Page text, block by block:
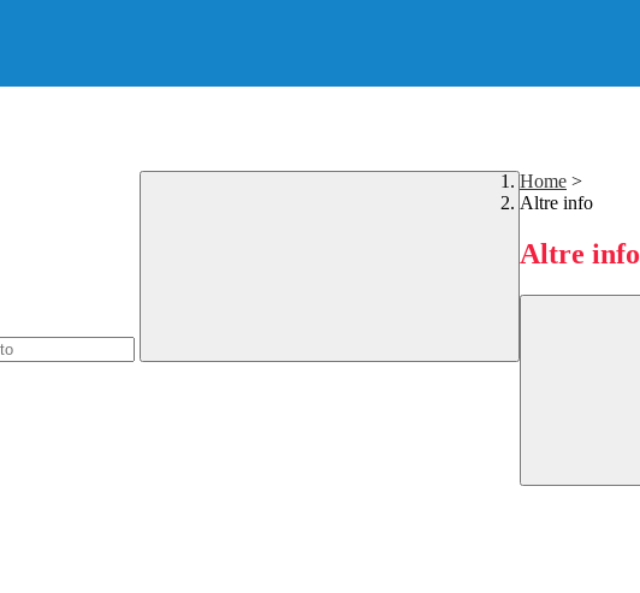
Home >
Altre info
Altre info